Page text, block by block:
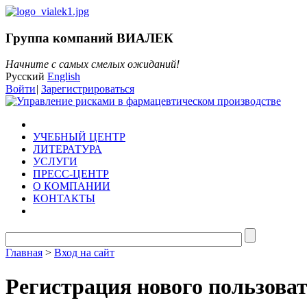
Группа компаний ВИАЛЕК
Начните с самых смелых ожиданий!
Русский English
Войти| Зарегистрироваться
УЧЕБНЫЙ ЦЕНТР
ЛИТЕРАТУРА
УСЛУГИ
ПРЕСС-ЦЕНТР
О КОМПАНИИ
КОНТАКТЫ
Главная > Вход на сайт
Регистрация нового